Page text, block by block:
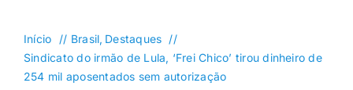
Goiás
Política
Início Brasil Destaques
Sindicato do irmão de Lula, ‘Frei Chico’ tirou dinheiro de
254 mil aposentados sem autorização